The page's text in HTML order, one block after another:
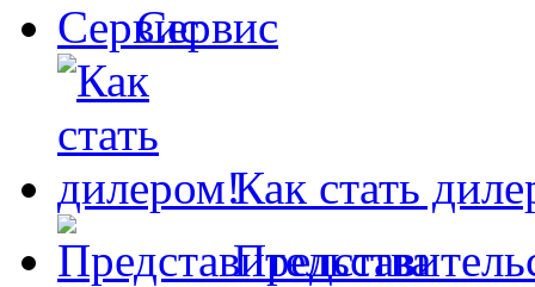
Сервис
Как стать